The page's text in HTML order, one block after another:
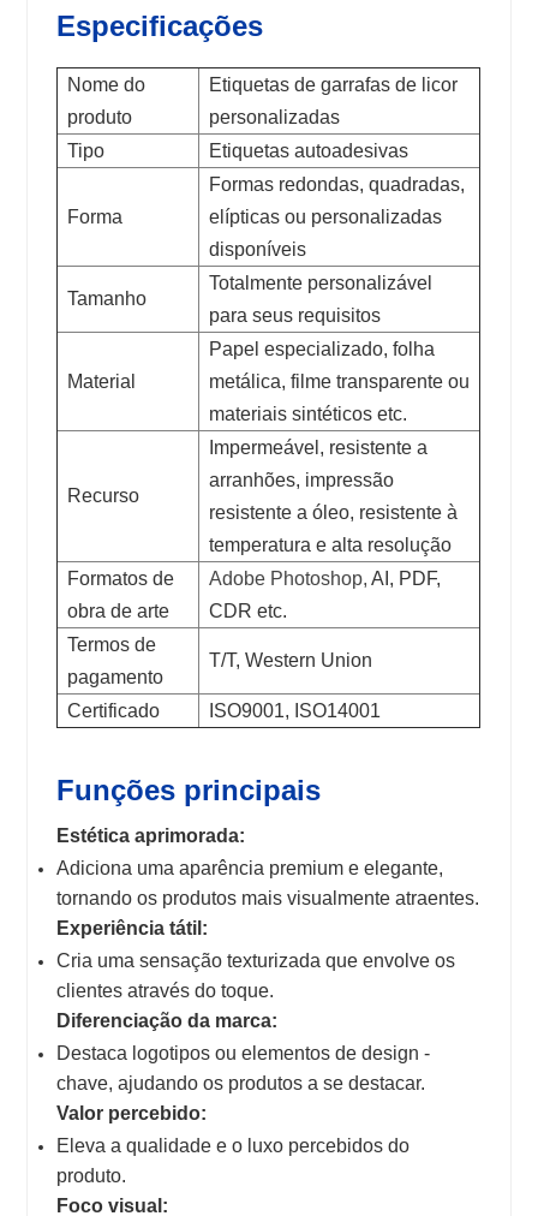
Especificações
Nome do
produto
Etiquetas de garrafas de licor
personalizadas
Tipo
Etiquetas autoadesivas
Forma
Formas redondas, quadradas,
elípticas ou personalizadas
disponíveis
Tamanho
Totalmente personalizável
para seus requisitos
Material
Papel especializado, folha
metálica, filme transparente ou
materiais sintéticos etc.
Recurso
Impermeável, resistente a
arranhões, impressão
resistente a óleo, resistente à
temperatura e alta resolução
Formatos de
obra de arte
Adobe Photoshop,AI, PDF,
CDR etc.
Termos de
pagamento
T/T, Western Union
Certificado ISO9001, ISO14001
Funções principais
Estética aprimorada:
Adiciona uma aparência premium e elegante,
tornando os produtos mais visualmente atraentes.
Experiência tátil:
Cria uma sensação texturizada que envolve os
clientes através do toque.
Diferenciação da marca:
Destaca logotipos ou elementos de design -
chave, ajudando os produtos a se destacar.
Valor percebido:
Eleva a qualidade e o luxo percebidos do
produto.
Foco visual: